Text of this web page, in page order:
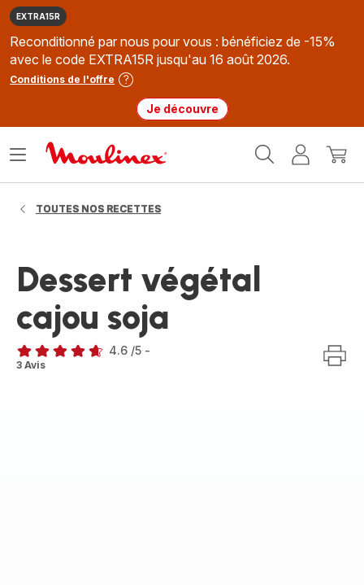
EXTRA15R
Reconditionné par nous pour vous : bénéficiez de -15%
avec le code EXTRA15R jusqu'au 16 août 2026.
Conditions de l'offre
Je découvre
MonMon
Ouvrir
TOUTES NOS RECETTES
Dessert végétal
cajou soja
ratings.4.6
4.6 /5 -
3 Avis